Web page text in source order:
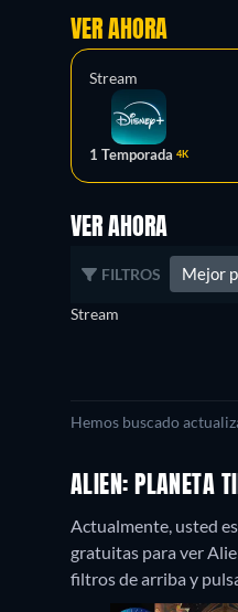
VER AHORA
Stream
1 Temporada 4K
VER AHORA
FILTROS Mejor
Stream
Hemos buscado
ALIEN: PLANETA
Actualmente, usted
gratuitas para ver
filtros de arriba y